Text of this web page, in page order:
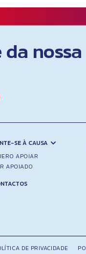
nossa
SE À CAUSA
APOIAR
APOIADO
DE PRIVACIDADE